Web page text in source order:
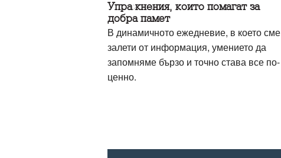
Упражнения, които помагат за
добра памет
В динамичното ежедневие, в което сме
залети от информация, умението да
запомняме бързо и точно става все по-
ценно.